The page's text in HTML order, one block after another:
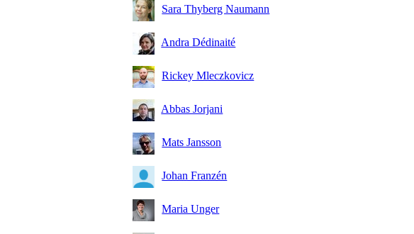
Sara Thyberg Naumann
Andra Dédinaité
Rickey Mleczkovicz
Abbas Jorjani
Mats Jansson
Johan Franzén
Maria Unger